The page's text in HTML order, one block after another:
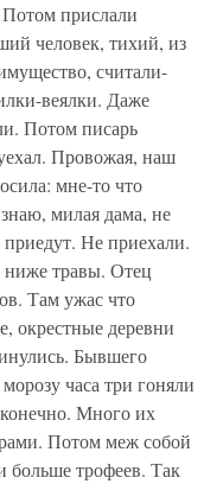
прислали
человек, тихий, из
считали-
веялки. Даже
Потом писарь
Провожая, наш
мне-то что
милая дама, не
Не приехали.
травы. Отец
Там ужас что
окрестные деревни
Бывшего
часа три гоняли
Много их
Потом меж собой
больше трофеев. Так